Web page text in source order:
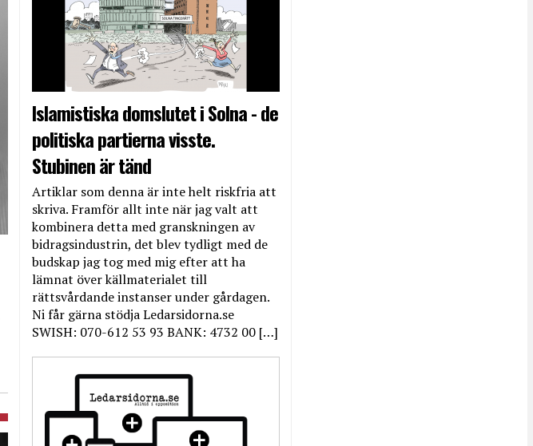
Islamistiska domslutet i Solna - de
politiska partierna visste.
Stubinen är tänd
Artiklar som denna är inte helt riskfria att
skriva. Framför allt inte när jag valt att
kombinera detta med granskningen av
bidragsindustrin, det blev tydligt med de
budskap jag tog med mig efter att ha
lämnat över källmaterialet till
rättsvårdande instanser under gårdagen.
Ni får gärna stödja Ledarsidorna.se
SWISH: 070-612 53 93 BANK: 4732 00 […]